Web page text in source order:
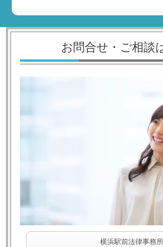
お問合せ・ご相談
横浜駅前法律事務所